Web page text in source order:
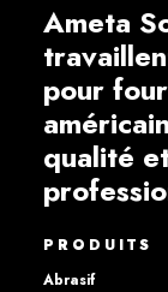
Ameta
pour
qualité
PRODUITS
Abrasif